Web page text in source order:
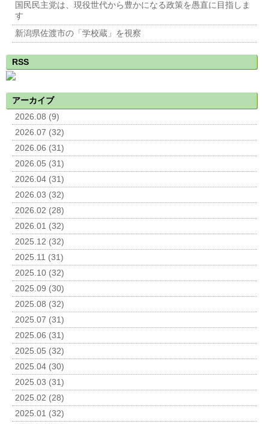
国民民主党は、現役世代から豊かになる政策を愚直に目指しま
す
新潟県佐渡市の「学校蔵」を視察
RSS
アーカイブ
2026.08 (9)
2026.07 (32)
2026.06 (31)
2026.05 (31)
2026.04 (31)
2026.03 (32)
2026.02 (28)
2026.01 (32)
2025.12 (32)
2025.11 (31)
2025.10 (32)
2025.09 (30)
2025.08 (32)
2025.07 (31)
2025.06 (31)
2025.05 (32)
2025.04 (30)
2025.03 (31)
2025.02 (28)
2025.01 (32)